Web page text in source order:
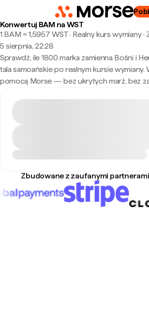
Konwertuj BAM na WST
1 BAM ≈ 1,5957 WST · Realny kurs wymiany·
5 sierpnia, 22:28
Sprawdź, ile 1800 marka zamienna Bośni i
tala samoańskie po realnym kursie wymiany.
pomocą Morse — bez ukrytych marż, bez
Zbudowane z zaufanymi